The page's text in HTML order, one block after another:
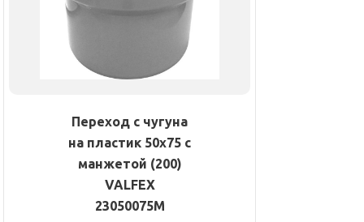
Переход с чугуна
на пластик 50х75 с
манжетой (200)
VALFEX
23050075М